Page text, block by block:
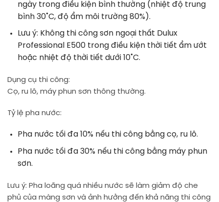
ngày trong điều kiện bình thường (nhiệt độ trung
bình 30˚C, độ ẩm môi trường 80%).
Lưu ý: Không thi công sơn ngoại thất Dulux
Professional E500 trong điều kiện thời tiết ẩm ướt
hoặc nhiệt độ thời tiết dưới 10˚C.
Dụng cụ thi công:
Cọ, ru lô, máy phun sơn thông thường.
Tỷ lệ pha nước:
Pha nước tối đa 10% nếu thi công bằng cọ, ru lô.
Pha nước tối đa 30% nếu thi công bằng máy phun
sơn.
Lưu ý: Pha loãng quá nhiều nước sẽ làm giảm độ che
phủ của màng sơn và ảnh hưởng đến khả năng thi công